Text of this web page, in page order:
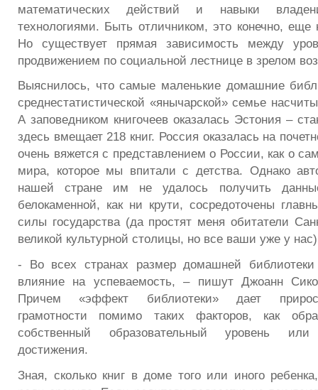
математических действий и навыки
технологиями. Быть отличником, это конечно,
Но существует прямая зависимость между
продвижением по социальной лестнице в зрелом
Выяснилось, что самые маленькие домашние
среднестатистической «янычарской» семье
А заповедником книгочеев оказалась Эстония –
здесь вмещает 218 книг. Россия оказалась на
очень вяжется с представлением о России, как о
мира, которое мы впитали с детства. Однако
нашей стране им не удалось получить
белокаменной, как ни крути, сосредоточены
силы государства (да простят меня обитатели
великой культурной столицы, но все ваши уже у
- Во всех странах размер домашней библиотеки
влияние на успеваемость, – пишут Джоанн
Причем «эффект библиотеки» дает
грамотности помимо таких факторов, как
собственный образовательный уровень или
достижения.
Зная, сколько книг в доме того или иного